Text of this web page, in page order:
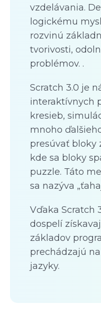
vzdelávania.
logickému
rozvinú
tvorivosti,
problémov. .
Scratch 3.0 je
interaktívnych
kresieb,
mnoho
presúvať bloky
kde sa bloky
puzzle. Táto
sa nazýva
Vďaka Scratch
dospelí
základov
prechádzajú
jazyky.